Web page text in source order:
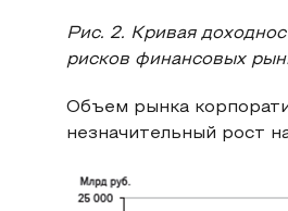
Рис. 2. Кривая
рисков финансовых
Объем рынка
незначительный рост